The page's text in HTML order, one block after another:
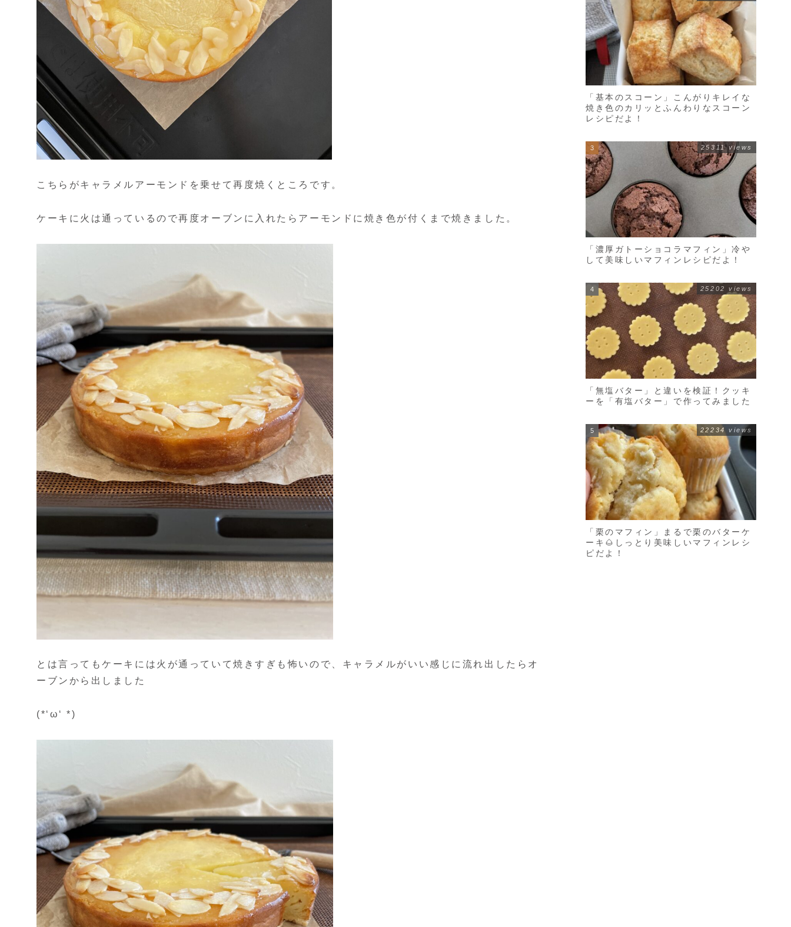
こちらがキャラメルアーモンドを乗せて再度焼くところです。
ケーキに火は通っているので再度オーブンに入れたらアーモンドに焼き色が付くまで焼きました。
とは言ってもケーキには火が通っていて焼きすぎも怖いので、キャラメルがいい感じに流れ出したらオ
ーブンから出しました
(*‘ω‘ *)
「基本のスコーン」こんがりキレイな
焼き色のカリッとふんわりなスコーン
レシピだよ！
「濃厚ガトーショコラマフィン」冷や
して美味しいマフィンレシピだよ！
25311 views
「無塩バター」と違いを検証！クッキ
ーを「有塩バター」で作ってみました
25202 views
「栗のマフィン」まるで栗のバターケ
ーキ🌰しっとり美味しいマフィンレシ
ピだよ！
22234 views